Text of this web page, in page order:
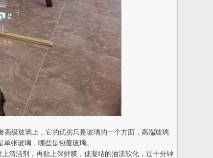
级玻璃上，它的优劣只是玻璃的一个方面，高端玻璃
张玻璃，哪些是包覆玻璃。
清洁剂，再贴上保鲜膜，使凝结的油渍软化，过十分钟